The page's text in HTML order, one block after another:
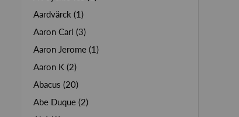
Aardvärck (1)
Aaron Carl (3)
Aaron Jerome (1)
Aaron K (2)
Abacus (20)
Abe Duque (2)